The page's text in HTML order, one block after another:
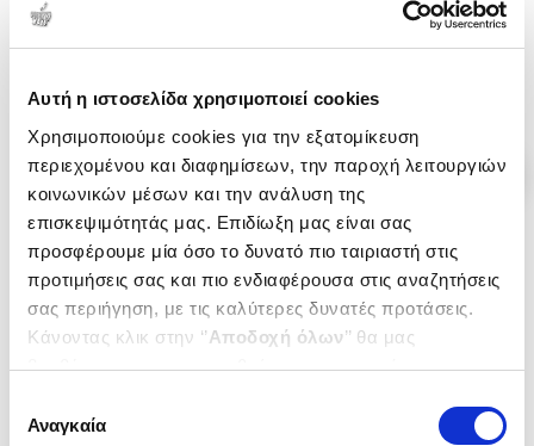
Αυτή η ιστοσελίδα χρησιμοποιεί cookies
Χρησιμοποιούμε cookies για την εξατομίκευση
περιεχομένου και διαφημίσεων, την παροχή λειτουργιών
κοινωνικών μέσων και την ανάλυση της
επισκεψιμότητάς μας. Επιδίωξη μας είναι σας
προσφέρουμε μία όσο το δυνατό πιο ταιριαστή στις
προτιμήσεις σας και πιο ενδιαφέρουσα στις αναζητήσεις
σας περιήγηση, με τις καλύτερες δυνατές προτάσεις.
Κάνοντας κλικ στην ‘’Αποδοχή όλων’’ θα μας
βοηθήσετε να ανταποκριθούμε στα παραπάνω.
ενδιαφέρουν και να επιλέξετε από τα παρακάτω με την
συγκατάθεσης
Αναγκαία
Κωδ. Πολιτείας
Τιμή ΈκδοσηςΤιμή Πολιτείας
3830-0313
Τιμή ΈκδοσηςΤιμή Πολιτείας
1-10 από 10 προϊόντα